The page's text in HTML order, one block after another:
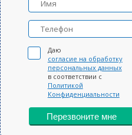
Даю
согласие на обработку
персональных данных
в соответствии с
Политикой
Конфиденциальности
Перезвоните мне